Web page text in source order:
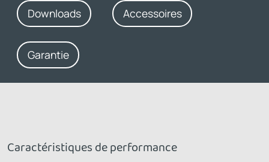
Downloads Accessoires
Garantie
Caractéristiques de performance